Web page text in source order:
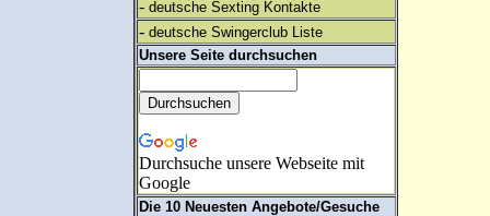
- deutsche Sexting Kontakte
- deutsche Swingerclub Liste
Unsere Seite durchsuchen
Durchsuche unsere Webseite mit
Google
Die 10 Neuesten Angebote/Gesuche